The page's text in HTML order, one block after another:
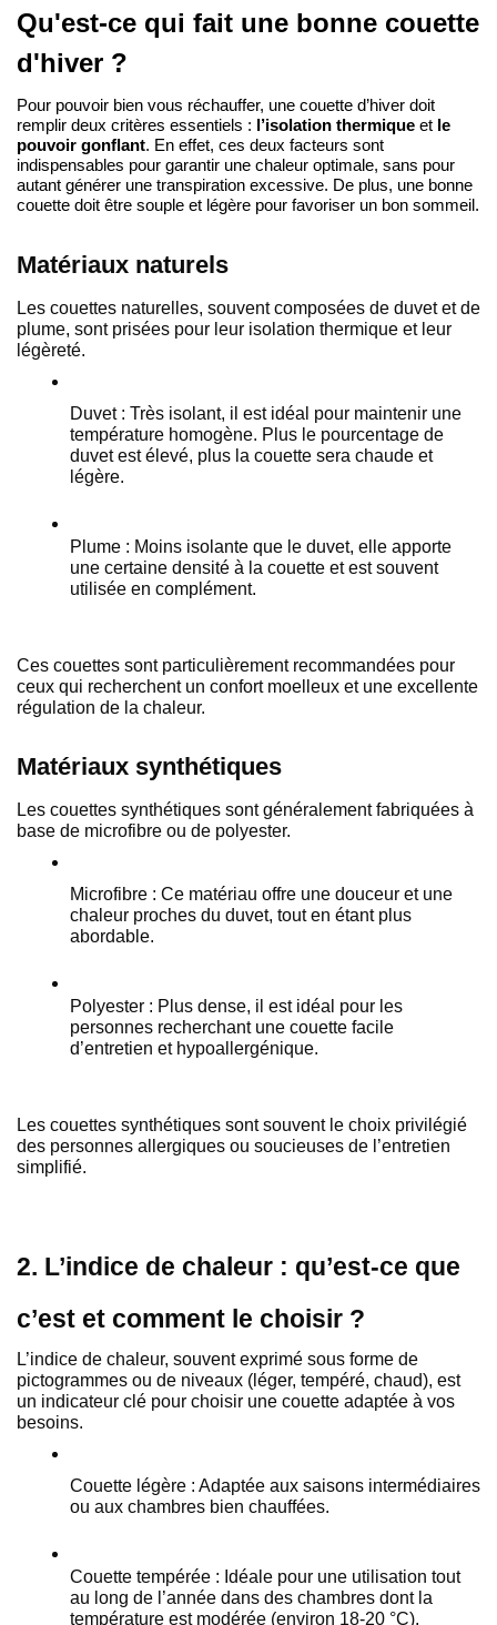
Qu'est-ce qui fait une bonne couette
d'hiver ?
Pour pouvoir bien vous réchauffer, une couette d’hiver doit
remplir deux critères essentiels :
l’isolation thermique et le
pouvoir gonflant. En effet, ces deux facteurs sont
indispensables pour garantir une chaleur optimale, sans pour
autant générer une transpiration excessive. De plus, une bonne
couette doit être souple et légère pour favoriser un bon sommeil.
Matériaux naturels
Les couettes naturelles, souvent composées de duvet et de
plume, sont prisées pour leur isolation thermique et leur
légèreté.
Duvet : Très isolant, il est idéal pour maintenir une
température homogène. Plus le pourcentage de
duvet est élevé, plus la couette sera chaude et
légère.
Plume : Moins isolante que le duvet, elle apporte
une certaine densité à la couette et est souvent
utilisée en complément.
Ces couettes sont particulièrement recommandées pour
ceux qui recherchent un confort moelleux et une excellente
régulation de la chaleur.
Matériaux synthétiques
Les couettes synthétiques sont généralement fabriquées à
base de microfibre ou de polyester.
Microfibre : Ce matériau offre une douceur et une
chaleur proches du duvet, tout en étant plus
abordable.
Polyester : Plus dense, il est idéal pour les
personnes recherchant une couette facile
d’entretien et hypoallergénique.
Les couettes synthétiques sont souvent le choix privilégié
des personnes allergiques ou soucieuses de l’entretien
simplifié.
2. L’indice de chaleur : qu’est-ce que
c’est et comment le choisir ?
L’indice de chaleur, souvent exprimé sous forme de
pictogrammes ou de niveaux (léger, tempéré, chaud), est
un indicateur clé pour choisir une couette adaptée à vos
besoins.
Couette légère : Adaptée aux saisons intermédiaires
ou aux chambres bien chauffées.
Couette tempérée : Idéale pour une utilisation tout
au long de l’année dans des chambres dont la
température est modérée (environ 18-20 °C).